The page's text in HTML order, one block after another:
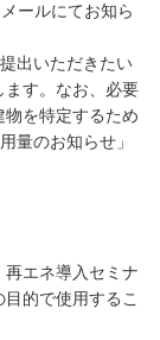
ールにてお知ら
出いただきたい
ます。なお、必要
を特定するため
量のお知らせ」
エネ導入セミナ
的で使用するこ